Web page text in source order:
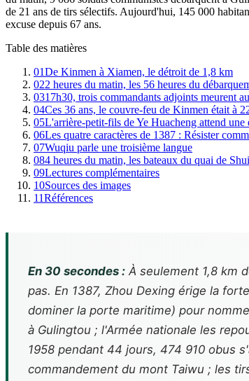
de 21 ans de tirs sélectifs. Aujourd'hui, 145 000
excuse depuis 67 ans.
Table des matières
01De Kinmen à Xiamen, le détroit de 1,8 km
022 heures du matin, les 56 heures du
0317h30, trois commandants adjoints meurent
04Ces 36 ans, le couvre-feu de Kinmen était à
05L'arrière-petit-fils de Ye Huacheng attend une
06Les quatre caractères de 1387 : Résister
07Wuqiu parle une troisième langue
084 heures du matin, les bateaux du quai de
09Lectures complémentaires
10Sources des images
11Références
En 30 secondes : À seulement 1,8 km
pas. En 1387, Zhou Dexing érige la
dominer la porte maritime) pour
à Gulingtou ; l'Armée nationale les
1958 pendant 44 jours, 474 910 obus
commandement du mont Taiwu ; les